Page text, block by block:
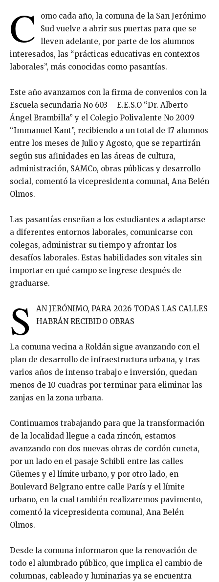
C
omo cada año, la comuna de la San Jerónimo
Sud vuelve a abrir sus puertas para que se
lleven adelante, por parte de los alumnos
interesados, las “prácticas educativas en contextos
laborales”, más conocidas como pasantías.
Este año avanzamos con la firma de convenios con la
Escuela secundaria No 603 – E.E.S.O “Dr. Alberto
Ángel Brambilla” y el Colegio Polivalente No 2009
“Immanuel Kant”, recibiendo a un total de 17 alumnos
entre los meses de Julio y Agosto, que se repartirán
según sus afinidades en las áreas de cultura,
administración, SAMCo, obras públicas y desarrollo
social, comentó la vicepresidenta comunal, Ana Belén
Olmos.
Las pasantías enseñan a los estudiantes a adaptarse
a diferentes entornos laborales, comunicarse con
colegas, administrar su tiempo y afrontar los
desafíos laborales. Estas habilidades son vitales sin
importar en qué campo se ingrese después de
graduarse.
S
AN JERÓNIMO, PARA 2026 TODAS LAS CALLES
HABRÁN RECIBIDO OBRAS
La comuna vecina a Roldán sigue avanzando con el
plan de desarrollo de infraestructura urbana, y tras
varios años de intenso trabajo e inversión, quedan
menos de 10 cuadras por terminar para eliminar las
zanjas en la zona urbana.
Continuamos trabajando para que la transformación
de la localidad llegue a cada rincón, estamos
avanzando con dos nuevas obras de cordón cuneta,
por un lado en el pasaje Schibli entre las calles
Güemes y el límite urbano, y por otro lado, en
Boulevard Belgrano entre calle París y el límite
urbano, en la cual también realizaremos pavimento,
comentó la vicepresidenta comunal, Ana Belén
Olmos.
Desde la comuna informaron que la renovación de
todo el alumbrado público, que implica el cambio de
columnas, cableado y luminarias ya se encuentra